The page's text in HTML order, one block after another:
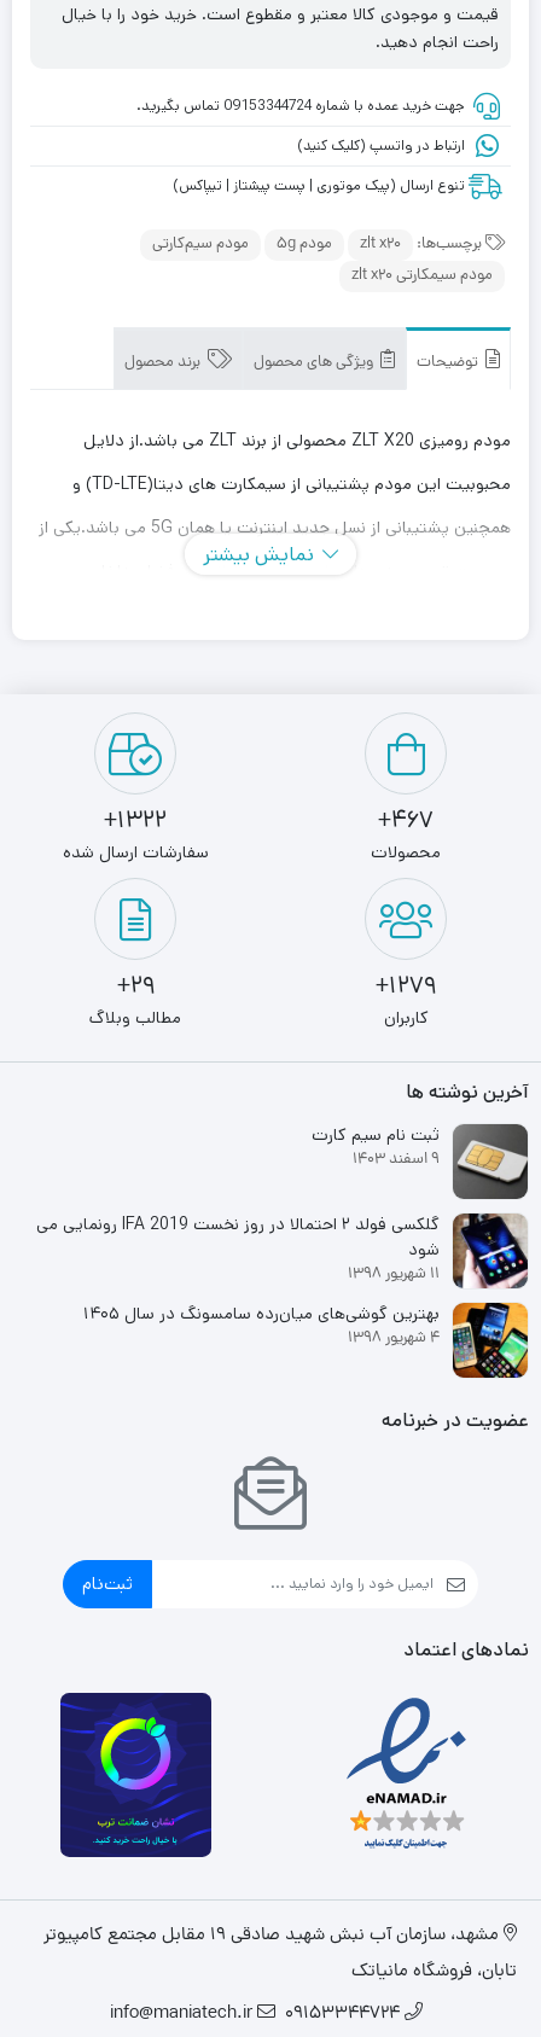
قیمت و موجودی کالا معتبر و مقطوع است. خرید خود را با خیال
راحت انجام دهید.
جهت خرید عمده با شماره 09153344724 تماس بگیرید.
ارتباط در واتسپ (کلیک کنید)
تنوع ارسال (پیک موتوری | پست پیشتاز | تیپاکس)
برچسب‌ها: zlt x20 مودم 5g
مودم سیم‌کارتی
مودم سیمکارتی zlt x20
توضیحات ویژگی های محصول برند محصول
مودم رومیزی ZLT X20 محصولی از برند ZLT می باشد.از دلایل
محبوبیت این مودم پشتیبانی از سیمکارت های دیتا(TD-LTE) و
همچنین پشتیبانی از نسل جدید اینترنت یا همان 5G می باشد.یکی از
پرسرعت ترین مودم هایی است که می توانید در فضای داخلی
مواردی مانند گیمینگ ترید ارز دیجیتال بورس و غیره همیشه پیشتاز
باشید.دارای وای فای باند 2.4 و 5 گیگاهرتز می باشد.یکی از سوالات
پرتکرار مشتریان در مورد مودم های 5G همانند X20 این است که با
توجه به نبود سیگنال 5G و نبود دکل های 5G به طور کامل حتی در
کلان شهرها،چه توجیهی برای خرید این مودم می باشد؟ در جواب باید
بگوییم که این سری از مودم ها با توجه به گین بالای آنتن های داخلی
این مودم و پردانده CPU و رام قوی به شما این قابلیت را می دهد که
مودم های 4G دریافت نمایید. با کمی آینده نگری و با توجه به عمر
خرید یک مودم تا چندین سال نسبت به تکنولوژی روز دنیا همگام
باشید و نیاز به بروزرسانی مودم نداشته باشید.
نمایش بیشتر
467+
محصولات
1322+
سفارشات ارسال شده
1279+
کاربران
29+
مطالب وبلاگ
آخرین نوشته ها
ثبت نام سیم کارت
9 اسفند 1403
گلکسی فولد ۲ احتمالا در روز نخست IFA 2019 رونمایی می
شود
11 شهریور 1398
بهترین گوشی‌های میان‌رده سامسونگ در سال ۱۴۰۵
4 شهریور 1398
عضویت در خبرنامه
ثبت‌نام
نمادهای اعتماد
مشهد، سازمان آب نبش شهید صادقی 19 مقابل مجتمع کامپیوتر
تابان، فروشگاه مانیاتک
09153344724
info@maniatech.ir